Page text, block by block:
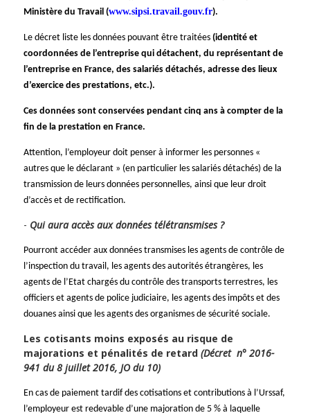
Ministère du Travail (www.sipsi.travail.gouv.fr).
Le décret liste les données pouvant être traitées (identité et
coordonnées de l’entreprise qui détachent, du représentant de
l’entreprise en France, des salariés détachés, adresse des lieux
d’exercice des prestations, etc.).
Ces données sont conservées pendant cinq ans à compter de la
fin de la prestation en France.
Attention, l’employeur doit penser à informer les personnes «
autres que le déclarant » (en particulier les salariés détachés) de la
transmission de leurs données personnelles, ainsi que leur droit
d’accès et de rectification.
Qui aura accès aux données télétransmises ?
Pourront accéder aux données transmises les agents de contrôle de
l’inspection du travail, les agents des autorités étrangères, les
agents de l’Etat chargés du contrôle des transports terrestres, les
officiers et agents de police judiciaire, les agents des impôts et des
douanes ainsi que les agents des organismes de sécurité sociale.
Les cotisants moins exposés au risque de
majorations et pénalités de retard(Décret n° 2016-
941 du 8 juillet 2016, JO du 10)
En cas de paiement tardif des cotisations et contributions à l’Urssaf,
l’employeur est redevable d’une majoration de 5 % à laquelle